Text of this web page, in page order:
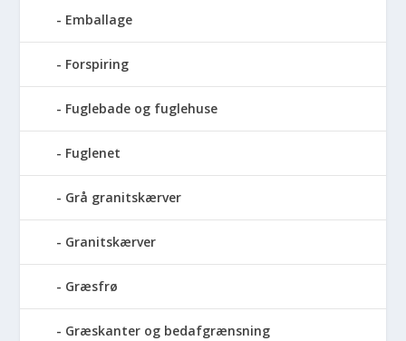
Emballage
Forspiring
Fuglebade og fuglehuse
Fuglenet
Grå granitskærver
Granitskærver
Græsfrø
Græskanter og bedafgrænsning